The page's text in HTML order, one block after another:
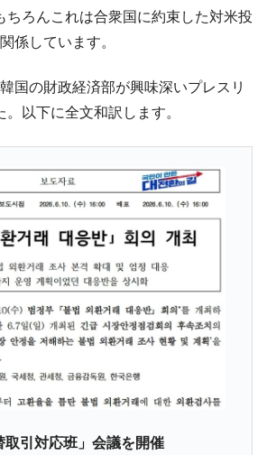
銀行』が「金の保有量を増やしま
ドル入手」手段ではないのか？
外為取引量「1日当たり1,214.4億ド
資金の動きに強く左右される状態
統領府ボンクラ政策室長が告発され
るべき株価操作であり、空前の国政壟
だけが鉄鋼輸出を異常増加させる ⇒ 中
を蝕む。
造業「半導体絶好調」のウラで他業
⇒ PSIが示す現況は決して良くない。
韓激突案件】韓国消費者院が『クーパ
ちろんこれは合衆国に約束した対米投
係しています。
国の財政経済部が興味深いプレスリ
。以下に全文和訳します。
取引対応班」会議を開催